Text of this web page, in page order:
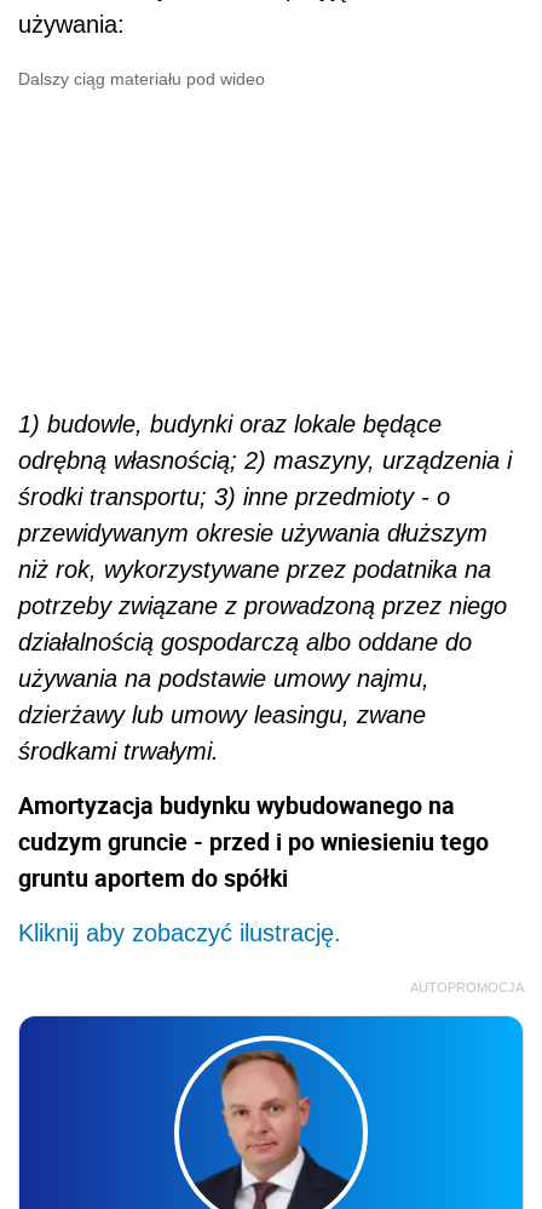
używania:
Dalszy ciąg materiału pod wideo
1) budowle, budynki oraz lokale będące
odrębną własnością; 2) maszyny, urządzenia i
środki transportu; 3) inne przedmioty - o
przewidywanym okresie używania dłuższym
niż rok, wykorzystywane przez podatnika na
potrzeby związane z prowadzoną przez niego
działalnością gospodarczą albo oddane do
używania na podstawie umowy najmu,
dzierżawy lub umowy leasingu, zwane
środkami trwałymi.
Amortyzacja budynku wybudowanego na
cudzym gruncie - przed i po wniesieniu tego
gruntu aportem do spółki
Kliknij aby zobaczyć ilustrację.
AUTOPROMOCJA